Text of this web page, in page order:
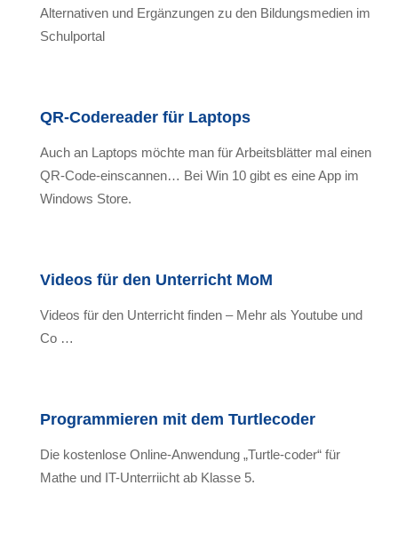
Alternativen und Ergänzungen zu den Bildungsmedien im
Schulportal
QR-Codereader für Laptops
Auch an Laptops möchte man für Arbeitsblätter mal einen
QR-Code-einscannen… Bei Win 10 gibt es eine App im
Windows Store.
Videos für den Unterricht MoM
Videos für den Unterricht finden – Mehr als Youtube und
Co …
Programmieren mit dem Turtlecoder
Die kostenlose Online-Anwendung „Turtle-coder“ für
Mathe und IT-Unterriicht ab Klasse 5.